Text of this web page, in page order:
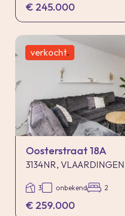
€ 245.000
verkocht.
Oosterstraat 18A
3134NR, VLAARDINGEN
3 onbekend 2
€ 259.000